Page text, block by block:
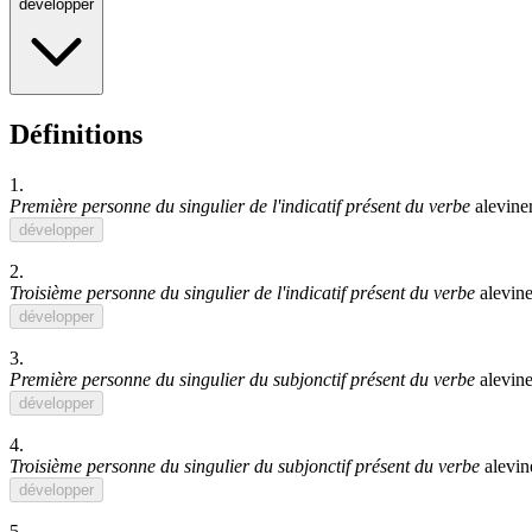
développer
Définitions
1.
Première personne du singulier de l'indicatif présent du verbe aleviner
développer
2.
Troisième personne du singulier de l'indicatif présent du verbe
développer
3.
Première personne du singulier du subjonctif présent du verbe
développer
4.
Troisième personne du singulier du subjonctif présent du verbe
développer